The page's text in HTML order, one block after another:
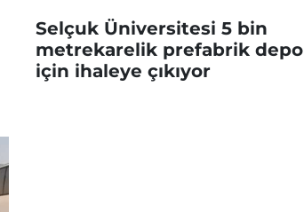
Selçuk Üniversitesi 5 bin
metrekarelik prefabrik depo
için ihaleye çıkıyor